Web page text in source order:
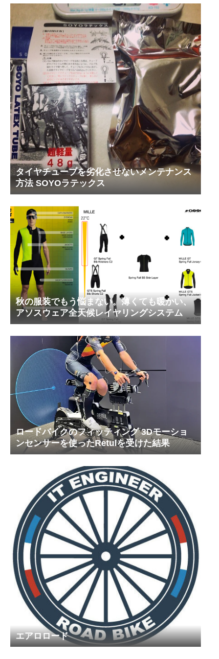
タイヤチューブを劣化させないメンテナンス
方法 SOYOラテックス
秋の服装でもう悩まない。薄くても暖かい、
アソスウェア全天候レイヤリングシステム
ロードバイクのフィッティング 3Dモーショ
ンセンサーを使ったRetulを受けた結果
エアロロード